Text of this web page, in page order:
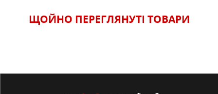
ЩОЙНО ПЕРЕГЛЯНУТI ТОВАРИ